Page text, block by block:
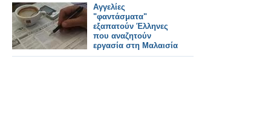
Αγγελίες
"φαντάσματα"
εξαπατούν Έλληνες
που αναζητούν
εργασία στη Μαλαισία